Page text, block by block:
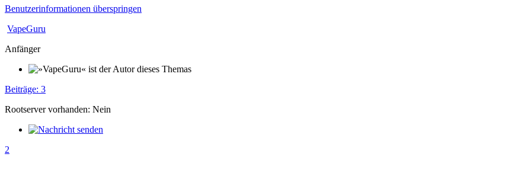
Benutzerinformationen überspringen
VapeGuru
Anfänger
Beiträge: 3
Rootserver vorhanden: Nein
2